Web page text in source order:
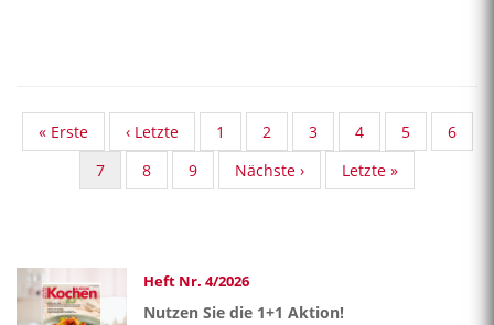
First
page
« Erste
Vorherige
Seite
‹ Letzte
Standard
Taxonomy
Seite
1
Standard
Taxonomy
Seite
2
Standard
Taxonomy
Seite
3
Standard
Taxonomy
Seite
4
Standard
Taxonomy
5
6
Aktuelle
Seite
7
Standard
Taxonomy
8
Standard
Taxonomy
9
Nächste
Seite
Nächste ›
Last
page
Letzte »
Heft Nr. 4/2026
Nutzen Sie die 1+1 Aktion!